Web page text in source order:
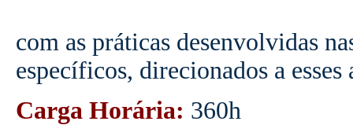
com as práticas desenvolvidas
específicos, direcionados a esses
Carga Horária: 360h